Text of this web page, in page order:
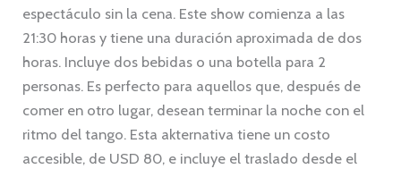
espectáculo sin la cena. Este show comienza a las
21:30 horas y tiene una duración aproximada de dos
horas. Incluye dos bebidas o una botella para 2
personas. Es perfecto para aquellos que, después de
comer en otro lugar, desean terminar la noche con el
ritmo del tango. Esta akternativa tiene un costo
accesible, de USD 80, e incluye el traslado desde el